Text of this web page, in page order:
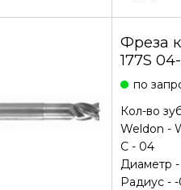
Фреза
177S
по
Кол-во
Weldon -
С - 04
Диаметр
Радиус - -